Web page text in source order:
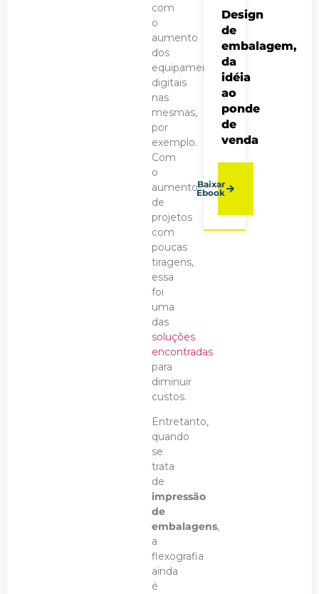
com
o
aumento
dos
equipamentos
digitais
nas
mesmas,
por
exemplo.
Com
o
aumento
de
projetos
com
poucas
tiragens,
essa
foi
uma
das
soluções
encontradas
para
diminuir
custos.
Entretanto,
quando
se
trata
de
impressão
de
embalagens,
a
flexografia
ainda
é
Design
de
embalagem,
da
idéia
ao
ponde
de
venda
Baixar
Ebook